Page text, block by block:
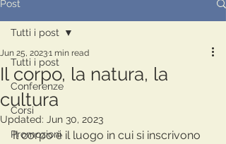
Post
Tutti i post
Conferenze
Corsi
Promozioni
Tutti i post
Il corpo, la natura, la
cultura
Jun 25, 20231 min read
Updated: Jun 30, 2023
Il corpo è il luogo in cui si inscrivono